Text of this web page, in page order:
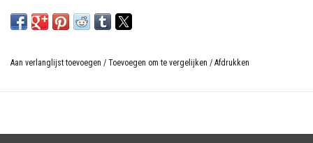
Aan verlanglijst toevoegen / Toevoegen om te vergelijken / Afdrukken